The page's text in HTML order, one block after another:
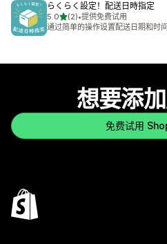
らくらく設定！配送日時指定
5.0星（满分 5 星）
(2)
总共 2 条评论
•提供免费试用
通过简单的操作设置配送日期和时间
想要添加
免费试用